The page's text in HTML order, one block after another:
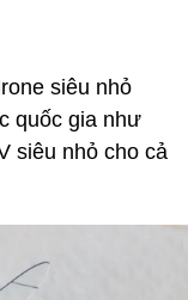
siêu nhỏ
quốc gia như
siêu nhỏ cho cả